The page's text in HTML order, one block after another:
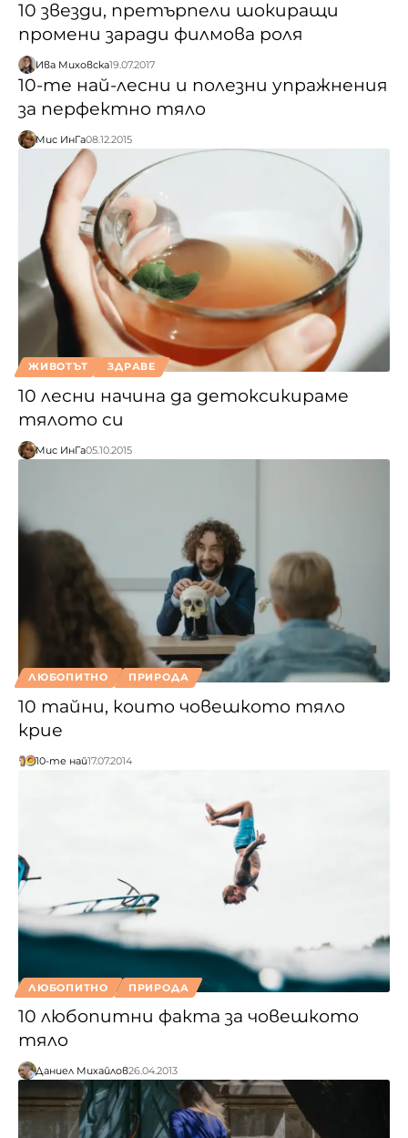
10 звезди, претърпели шокиращи
промени заради филмова роля
Ива Миховска19.07.2017
10-те най-лесни и полезни упражнения
за перфектно тяло
Мис ИнГа08.12.2015
ЖИВОТЪТ ЗДРАВЕ
10 лесни начина да детоксикираме
тялото си
Мис ИнГа05.10.2015
ЛЮБОПИТНО ПРИРОДА
10 тайни, които човешкото тяло
крие
10-те най17.07.2014
ЛЮБОПИТНО ПРИРОДА
10 любопитни факта за човешкото
тяло
Даниел Михайлов26.04.2013